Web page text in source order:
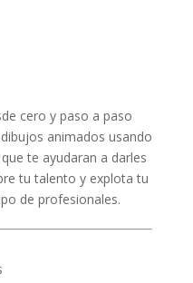
cero y paso a paso
animados usando
te ayudaran a darles
tu talento y explota tu
de profesionales.